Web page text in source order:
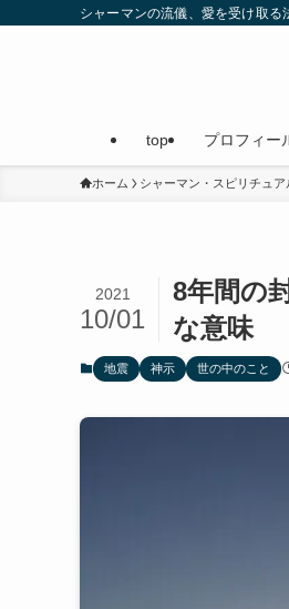
シャーマンの流儀、愛を受け取
top プロフィー
ホーム シャーマン・スピリチュア
8年間の
な意味
2021
10/01
地震 神示 世の中のこと